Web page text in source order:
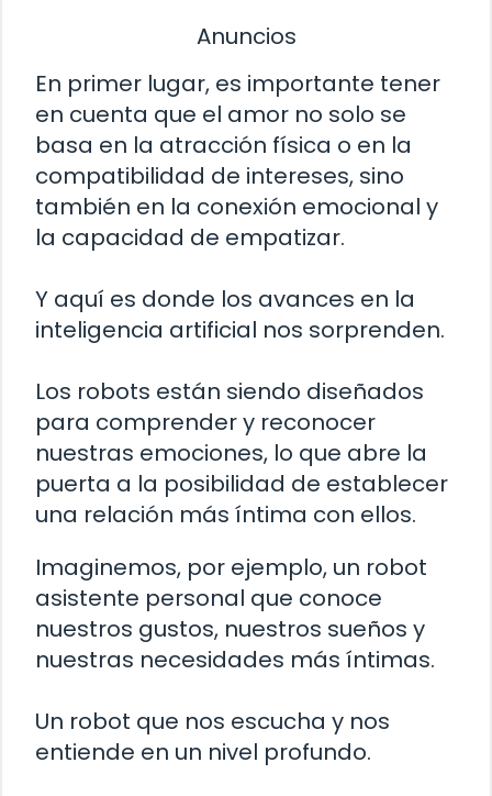
Anuncios
En primer lugar, es importante tener
en cuenta que el amor no solo se
basa en la atracción física o en la
compatibilidad de intereses, sino
también en la conexión emocional y
la capacidad de empatizar.
Y aquí es donde los avances en la
inteligencia artificial nos sorprenden.
Los robots están siendo diseñados
para comprender y reconocer
nuestras emociones, lo que abre la
puerta a la posibilidad de establecer
una relación más íntima con ellos.
Imaginemos, por ejemplo, un robot
asistente personal que conoce
nuestros gustos, nuestros sueños y
nuestras necesidades más íntimas.
Un robot que nos escucha y nos
entiende en un nivel profundo.